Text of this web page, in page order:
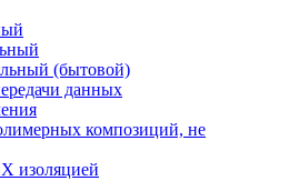
(бытовой)
данных
композиций, не
изоляцией